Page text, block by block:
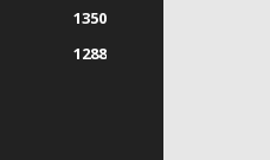
1350
1288